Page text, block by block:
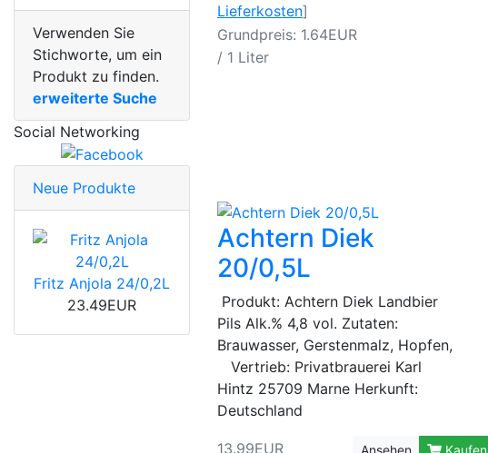
Lieferkosten]
Grundpreis: 1.64EUR
/ 1 Liter
Achtern Diek
20/0,5L
Produkt: Achtern Diek Landbier
Pils Alk.% 4,8 vol. Zutaten:
Brauwasser, Gerstenmalz, Hopfen,
Vertrieb: Privatbrauerei Karl
Hintz 25709 Marne Herkunft:
Deutschland
13.99EUR
Ansehen Kaufen
Verwenden Sie
Stichworte, um ein
Produkt zu finden.
erweiterte Suche
Social Networking
Neue Produkte
Fritz Anjola 24/0,2L
23.49EUR